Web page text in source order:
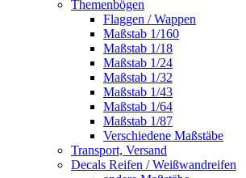
Themenbögen
Flaggen / Wappen
Maßstab 1/160
Maßstab 1/18
Maßstab 1/24
Maßstab 1/32
Maßstab 1/43
Maßstab 1/64
Maßstab 1/87
Verschiedene Maßstäbe
Transport, Versand
Decals Reifen / Weißwandreifen